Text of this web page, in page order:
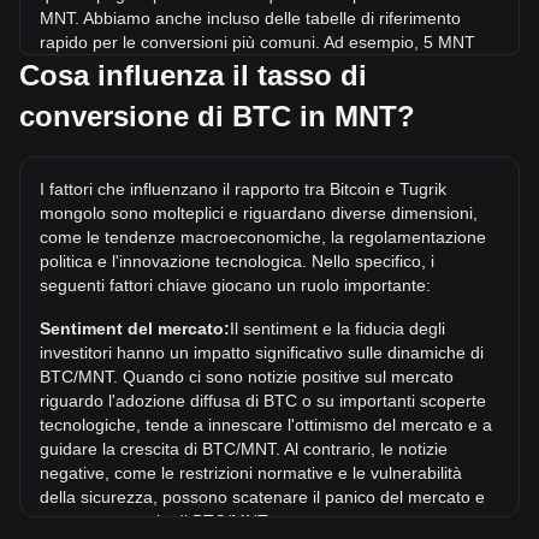
MNT. Abbiamo anche incluso delle tabelle di riferimento
rapido per le conversioni più comuni. Ad esempio, 5 MNT
equivalgono a 0.{7}2155 BTC, mentre 5 BTC costeranno
circa 1,159,895,922.88MNT.
₮453,682,061.65. Resta da vedere se il valore di 1
BTC/MNT supererà l'attuale massimo storico.
Qual è la tendenza del prezzo di in MNT?
Negli ultimi 7 giorni, il tasso di cambio di Bitcoin (BTC) è
sceso di 0.28%. Nell'ultimo mese, il tasso di cambio di
Bitcoin (BTC) è aumentato di 1.87% in rapporto a: Tugrik
mongolo (MNT).
Cosa influenza il tasso di
conversione di BTC in MNT?
I fattori che influenzano il rapporto tra Bitcoin e Tugrik
mongolo sono molteplici e riguardano diverse dimensioni,
come le tendenze macroeconomiche, la regolamentazione
politica e l'innovazione tecnologica. Nello specifico, i
seguenti fattori chiave giocano un ruolo importante:
Sentiment del mercato:Il sentiment e la fiducia degli
investitori hanno un impatto significativo sulle dinamiche di
BTC/MNT. Quando ci sono notizie positive sul mercato
riguardo l'adozione diffusa di BTC o su importanti scoperte
tecnologiche, tende a innescare l'ottimismo del mercato e a
guidare la crescita di BTC/MNT. Al contrario, le notizie
negative, come le restrizioni normative e le vulnerabilità
della sicurezza, possono scatenare il panico del mercato e
portare a un calo di BTC/MNT.